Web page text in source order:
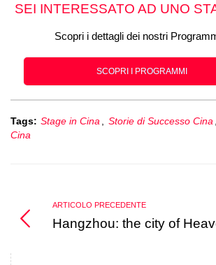
SEI INTERESSATO AD UNO
Scopri i dettagli dei nostri
SCOPRI I PROGRAMMI
Tags: Stage in Cina , Storie di Successo Cina ,
Cina
ARTICOLO PRECEDENTE
Hangzhou: the city of